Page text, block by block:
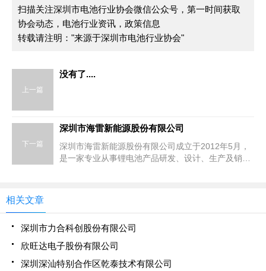
扫描关注深圳市电池行业协会微信公众号，第一时间获取
协会动态，电池行业资讯，政策信息
转载请注明："来源于深圳市电池行业协会"
上一篇
没有了....
下一篇
深圳市海雷新能源股份有限公司
深圳市海雷新能源股份有限公司成立于2012年5月，
是一家专业从事锂电池产品研发、设计、生产及销售
逐步向ToC端市场拓展，通过研发制定专业的产品方
案和技术标准，依托成熟的技术，打造领先的生产工
艺流程、建立完善的售后服务体系，致力于向客户提
供安全、稳定、高效的智能锂离子电池产品。公司主
相关文章
深圳市力合科创股份有限公司
欣旺达电子股份有限公司
深圳深汕特别合作区乾泰技术有限公司